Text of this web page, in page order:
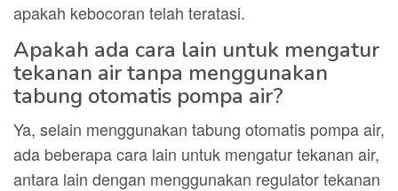
apakah kebocoran telah teratasi.
Apakah ada cara lain untuk mengatur
tekanan air tanpa menggunakan
tabung otomatis pompa air?
Ya, selain menggunakan tabung otomatis pompa air,
ada beberapa cara lain untuk mengatur tekanan air,
antara lain dengan menggunakan regulator tekanan